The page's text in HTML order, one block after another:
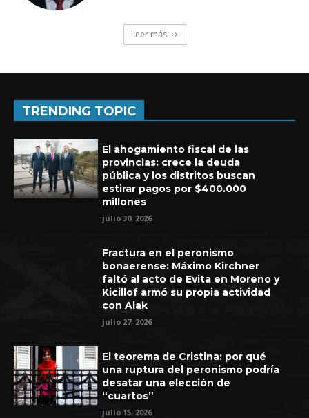
Experiencia de seis años en UEFA
Leer más
TRENDING TOPIC
El ahogamiento fiscal de las
provincias: crece la deuda
pública y los distritos buscan
estirar pagos por $400.000
millones
julio 30, 2026
Fractura en el peronismo
bonaerense: Máximo Kirchner
faltó al acto de Evita en Moreno y
Kicillof armó su propia actividad
con Alak
julio 27, 2026
El teorema de Cristina: por qué
una ruptura del peronismo podría
desatar una elección de
“cuartos”
julio 15, 2026